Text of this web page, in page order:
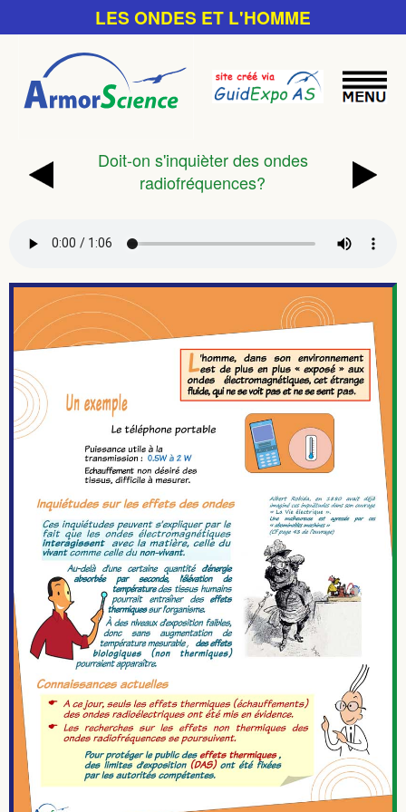
LES ONDES ET L'HOMME
Doit-on s'inquièter des ondes
radiofréquences?